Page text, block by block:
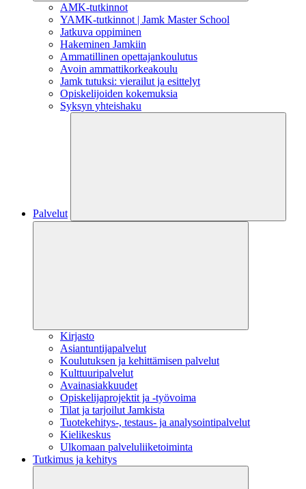
AMK-tutkinnot
YAMK-tutkinnot | Jamk Master School
Jatkuva oppiminen
Hakeminen Jamkiin
Ammatillinen opettajankoulutus
Avoin ammattikorkeakoulu
Jamk tutuksi: vierailut ja esittelyt
Opiskelijoiden kokemuksia
Syksyn yhteishaku
Palvelut
Kirjasto
Asiantuntijapalvelut
Koulutuksen ja kehittämisen palvelut
Kulttuuripalvelut
Avainasiakkuudet
Opiskelijaprojektit​ ja -työvoima
Tilat ja tarjoilut Jamkista
Tuotekehitys-, testaus- ja analysointipalvelut
Kielikeskus
Ulkomaan palveluliiketoiminta
Tutkimus ja kehitys